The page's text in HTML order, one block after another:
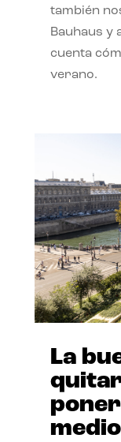
también
Bauhaus y
cuenta
verano.
La